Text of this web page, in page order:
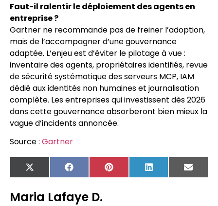
Faut-il ralentir le déploiement des agents en
entreprise ?
Gartner ne recommande pas de freiner l’adoption,
mais de l’accompagner d’une gouvernance
adaptée. L’enjeu est d’éviter le pilotage à vue :
inventaire des agents, propriétaires identifiés, revue
de sécurité systématique des serveurs MCP, IAM
dédié aux identités non humaines et journalisation
complète. Les entreprises qui investissent dès 2026
dans cette gouvernance absorberont bien mieux la
vague d’incidents annoncée.
Source : Gartner
X
(Twitter)
FacebookPinterest LinkedIn Email
Maria Lafaye D.